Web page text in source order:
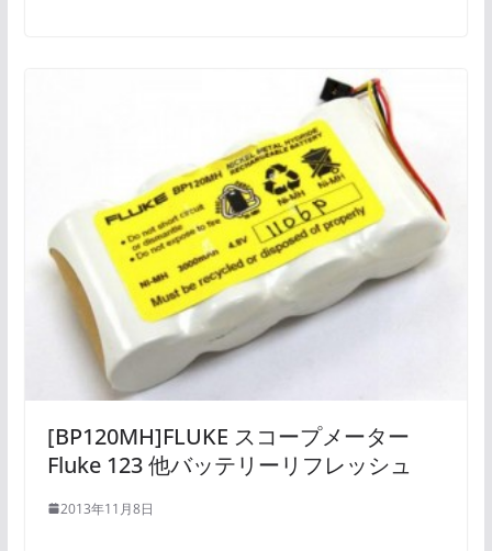
[BP120MH]FLUKE スコープメーター
Fluke 123 他バッテリーリフレッシュ
2013年11月8日